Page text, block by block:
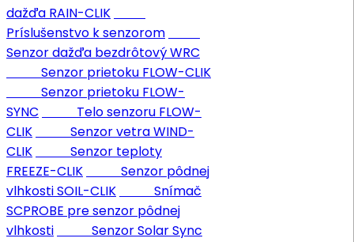
dažďa RAIN-CLIK
Príslušenstvo k senzorom
Senzor dažďa bezdrôtový WRC
Senzor prietoku FLOW-CLIK
Senzor prietoku FLOW-
SYNC
Telo senzoru FLOW-
CLIK
Senzor vetra WIND-
CLIK
Senzor teploty
FREEZE-CLIK
Senzor pôdnej
vlhkosti SOIL-CLIK
Snímač
SCPROBE pre senzor pôdnej
vlhkosti
Senzor Solar Sync